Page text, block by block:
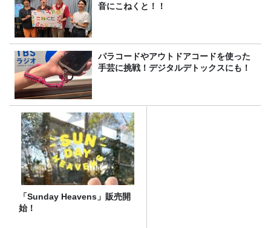
音にこねくと！！
パラコードやアウトドアコードを使った
手芸に挑戦！デジタルデトックスにも！
「Sunday Heavens」販売開
始！